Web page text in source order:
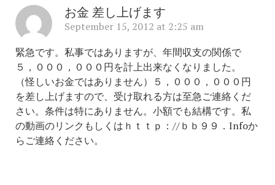
お金 差し上げます
September 15, 2012 at 2:25 am
緊急です。私事ではありますが、年間収支の関係で
５，０００，０００円を計上出来なくなりました。
（怪しいお金ではありません）５，０００，０００円
を差し上げますので、受け取れる方は至急ご連絡くだ
さい。条件は特にありません。小額でも結構です。私
の動画のリンクもしくはｈｔｔｐ：//ｂｂ９９．Infoか
らご連絡ください。